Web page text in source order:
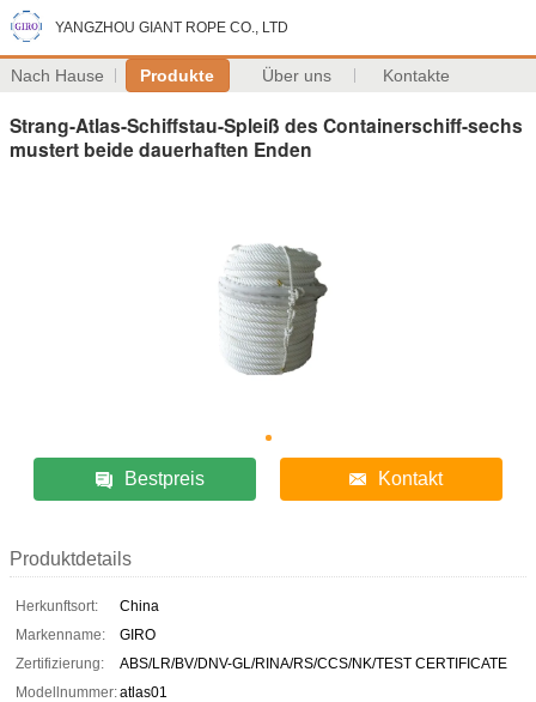
YANGZHOU GIANT ROPE CO., LTD
Nach Hause Produkte Über uns Kontakte
Strang-Atlas-Schiffstau-Spleiß des Containerschiff-sechs
mustert beide dauerhaften Enden
Bestpreis Kontakt
Produktdetails
Herkunftsort:
China
Markenname:
GIRO
Zertifizierung:
ABS/LR/BV/DNV-GL/RINA/RS/CCS/NK/TEST CERTIFICATE
Modellnummer:atlas01